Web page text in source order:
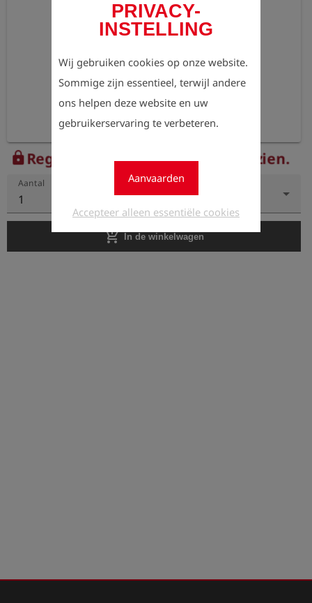
PRIVACY-
INSTELLING
Wij gebruiken cookies op onze website.
Sommige zijn essentieel, terwijl andere
ons helpen deze website en uw
gebruikerservaring te verbeteren.
Aanvaarden
Accepteer alleen essentiële cookies
lockRegistreer nu om de prijzen te zien.
Aantal
1
add_shopping_cart In de winkelwagen